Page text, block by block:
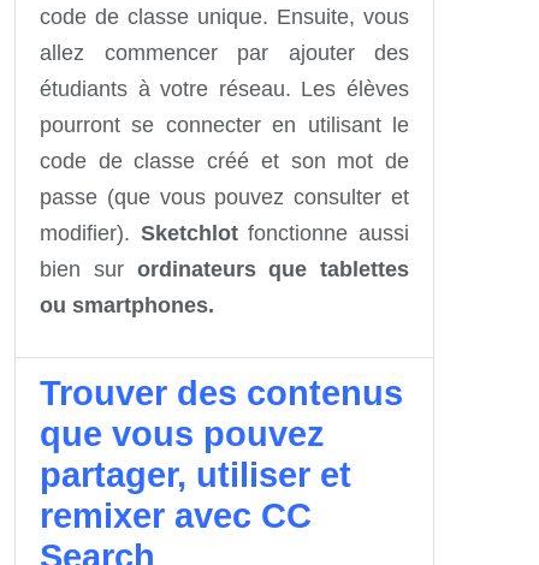
code de classe unique. Ensuite, vous
allez
commencer par ajouter
des
étudiants à votre réseau. Les élèves
pourront se connecter en utilisant le
code de classe créé et son mot de
passe (que vous pouvez consulter et
modifier). Sketchlotfonctionne aussi
bien sur ordinateurs que tablettes
ou smartphones.
Trouver des contenus
que vous pouvez
partager, utiliser et
remixer avec CC
Search